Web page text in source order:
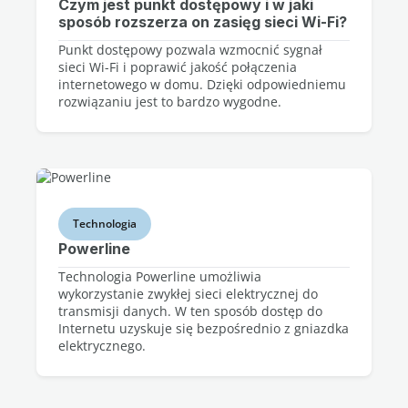
Czym jest punkt dostępowy i w jaki
sposób rozszerza on zasięg sieci Wi-Fi?
Punkt dostępowy pozwala wzmocnić sygnał
sieci Wi-Fi i poprawić jakość połączenia
internetowego w domu. Dzięki odpowiedniemu
rozwiązaniu jest to bardzo wygodne.
Technologia
Powerline
Technologia Powerline umożliwia
wykorzystanie zwykłej sieci elektrycznej do
transmisji danych. W ten sposób dostęp do
Internetu uzyskuje się bezpośrednio z gniazdka
elektrycznego.